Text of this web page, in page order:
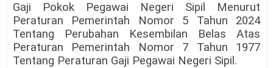
Gaji Pokok Pegawai Negeri Sipil Menurut
Peraturan Pemerintah Nomor 5 Tahun 2024
Tentang Perubahan Kesembilan Belas Atas
Peraturan Pemerintah Nomor 7 Tahun 1977
Tentang Peraturan Gaji Pegawai Negeri Sipil.